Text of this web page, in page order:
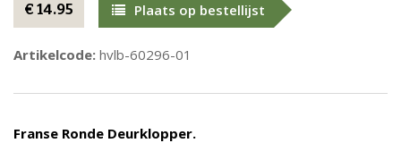
€ 14.95 Plaats op bestellijst
Artikelcode: hvlb-60296-01
Franse Ronde Deurklopper.